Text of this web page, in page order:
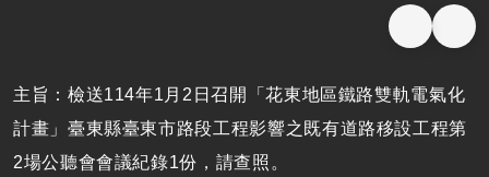
主旨：檢送114年1月2日召開「花東地區鐵路雙軌電氣化
計畫」臺東縣臺東市路段工程影響之既有道路移設工程第
2場公聽會會議紀錄1份，請查照。